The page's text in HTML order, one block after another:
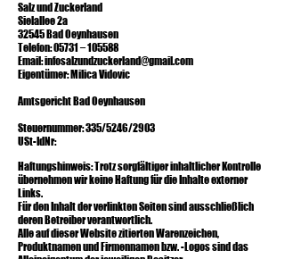
Salz und Zuckerland
Sielallee 2a
32545 Bad Oeynhausen
Telefon: 05731 – 105588
Email: infosalzundzuckerland@gmail.com
Eigentümer: Milica Vidovic
Amtsgericht Bad Oeynhausen
Steuernummer: 335/5246/2903
USt-IdNr:
Haftungshinweis: Trotz sorgfältiger inhaltlicher Kontrolle
übernehmen wir keine Haftung für die Inhalte externer
Links.
Für den Inhalt der verlinkten Seiten sind ausschließlich
deren Betreiber verantwortlich.
Alle auf dieser Website zitierten Warenzeichen,
Produktnamen und Firmennamen bzw. -Logos sind das